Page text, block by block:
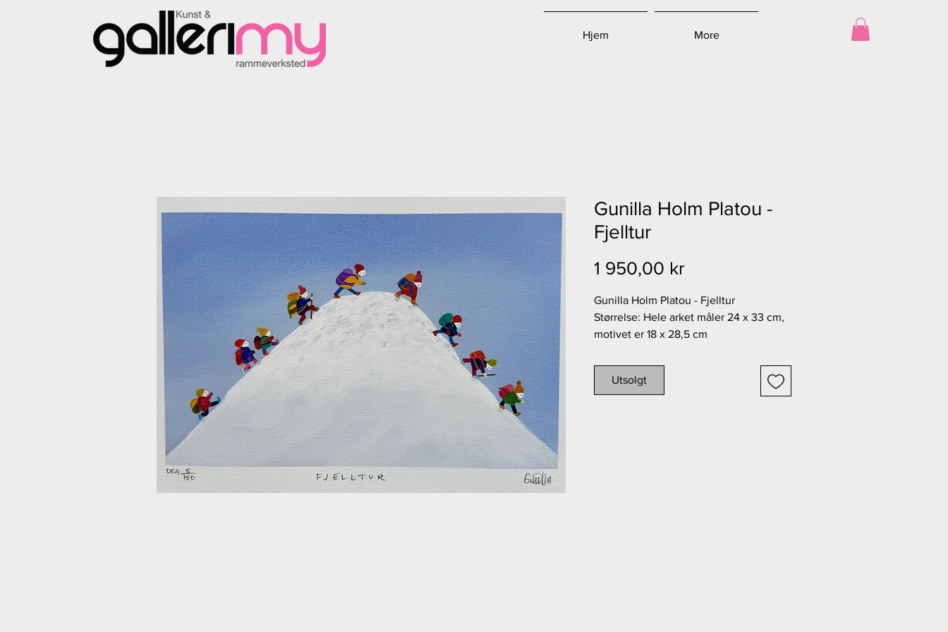
Hjem More
Gunilla Holm Platou -
Fjelltur
1 950,00 kr
Gunilla Holm Platou - Fjelltur
Størrelse: Hele arket måler 24 x 33 cm,
motivet er 18 x 28,5 cm
Utsolgt